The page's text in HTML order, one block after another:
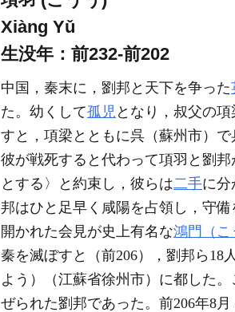
Xiàng Yǔ
生没年：前232-前202
中国，秦末に，劉邦と天下を争った
た。幼くして孤児 となり，叔父の
すと，項梁とともに呉（蘇州市）
彼が戦死すると代わって項羽と劉
とする〉と約束し，彼らは二手に分
邦はひと足早く咸陽を占領し，守
開かれた会見が史上有名な鴻門（こ
秦を滅ぼすと（前206），劉邦ら18
よう）（江蘇省徐州市）に都した
ぜられた劉邦であった。前206年8